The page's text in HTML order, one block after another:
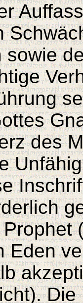
sowie
des
Eden